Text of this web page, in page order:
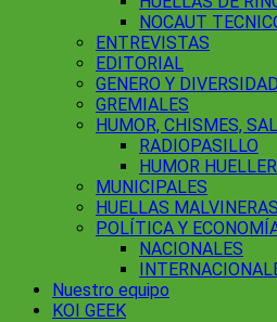
NOCAUT
ENTREVISTAS
EDITORIAL
GENERO Y
GREMIALES
HUMOR, CHISMES,
RADIOPASILLO
HUMOR
MUNICIPALES
HUELLAS MALVINERAS
POLÍTICA Y
NACIONALES
Nuestro equipo
KOI GEEK